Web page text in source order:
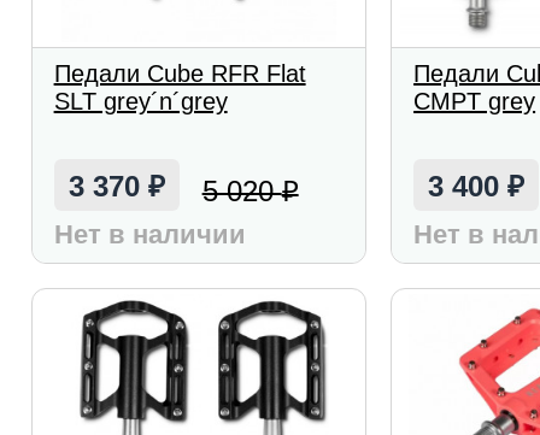
Педали Cube RFR Flat
SLT grey´n´grey
3 370 ₽ 5 020₽
Нет в наличии
Педали
CMPT grey
3 400₽
Нет в